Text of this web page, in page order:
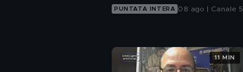
PUNTATA INTERA 08 ago | Canale 5
11 MIN